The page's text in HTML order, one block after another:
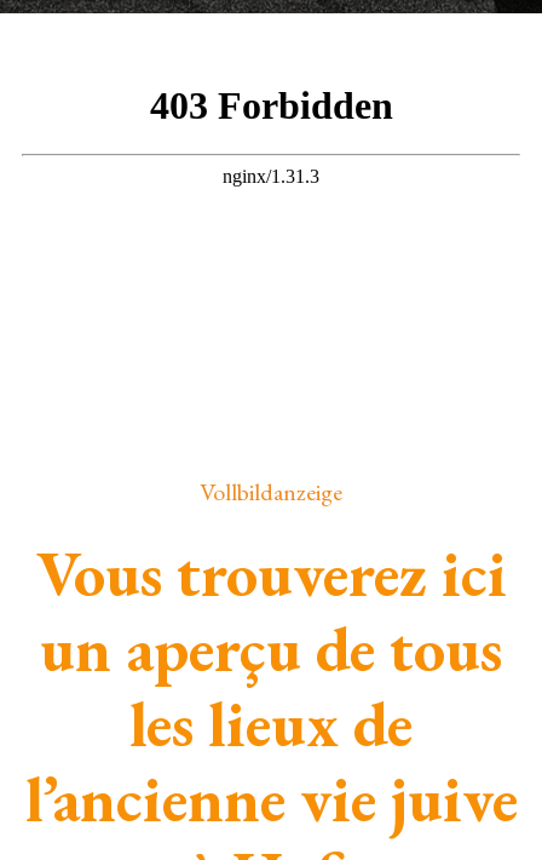
Vollbildanzeige
Vous trouverez ici
un aperçu de tous
les lieux de
l’ancienne vie juive